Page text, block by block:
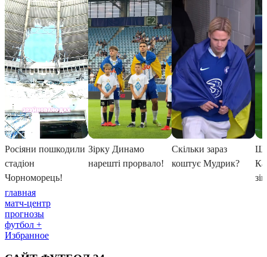
главная
матч-центр
прогнозы
футбол +
Избранное